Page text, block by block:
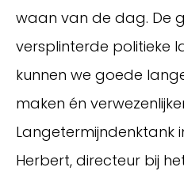
waan van de dag. De
versplinterde politieke
kunnen we goede
maken én
Langetermijndenktank
Herbert, directeur bij